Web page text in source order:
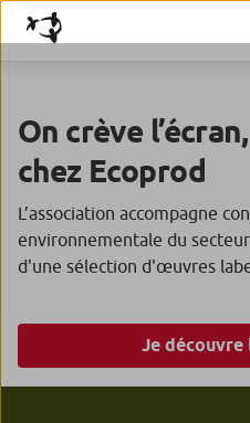
On crève
chez Ecoprod
L’association accompagne
environnementale du
d'une sélection d'œuvres
Je